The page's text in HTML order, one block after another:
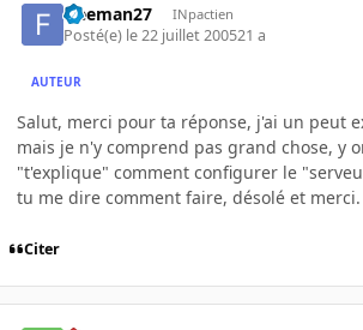
freeman27 INpactien
Posté(e) le 22 juillet 200521 a
AUTEUR
Salut, merci pour ta réponse, j'ai un peut
mais je n'y comprend pas grand chose, y
"t'explique" comment configurer le
tu me dire comment faire, désolé et merci.
Citer